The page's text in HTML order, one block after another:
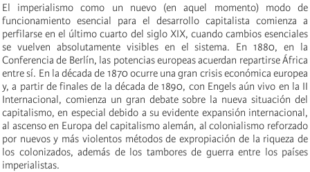
El imperialismo como un nuevo (en aquel momento) modo de
funcionamiento esencial para el desarrollo capitalista comienza a
perfilarse en el último cuarto del siglo XIX, cuando cambios esenciales
se vuelven absolutamente visibles en el sistema. En 1880, en la
Conferencia de Berlín, las potencias europeas acuerdan repartirse África
entre sí. En la década de 1870 ocurre una gran crisis económica europea
y, a partir de finales de la década de 1890, con Engels aún vivo en la II
Internacional, comienza un gran debate sobre la nueva situación del
capitalismo, en especial debido a su evidente expansión internacional,
al ascenso en Europa del capitalismo alemán, al colonialismo reforzado
por nuevos y más violentos métodos de expropiación de la riqueza de
los colonizados, además de los tambores de guerra entre los países
imperialistas.